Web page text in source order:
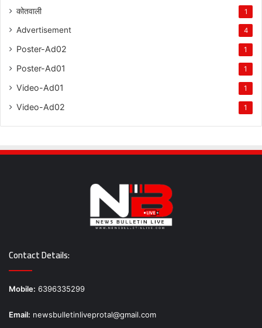
कोतवाली 1
Advertisement 4
Poster-Ad02 1
Poster-Ad01 1
Video-Ad01 1
Video-Ad02 1
Contact Details:
Mobile: 6396335299
Email: newsbulletinliveprotal@gmail.com